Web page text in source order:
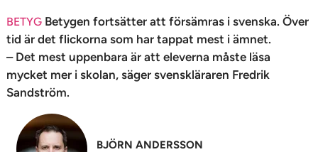
BETYG Betygen fortsätter att försämras i svenska. Över
tid är det flickorna som har tappat mest i ämnet.
– Det mest uppenbara är att eleverna måste läsa
mycket mer i skolan, säger svenskläraren Fredrik
Sandström.
BJÖRN ANDERSSON